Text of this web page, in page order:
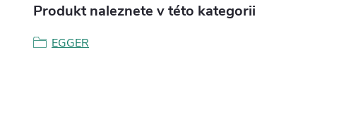
Produkt naleznete v této kategorii
EGGER